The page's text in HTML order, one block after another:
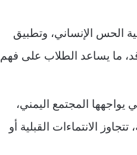
الحس الإنساني، وتطبيق
ما يساعد الطلاب على فهم
يواجهها المجتمع اليمني،
الانتماءات القبلية أو